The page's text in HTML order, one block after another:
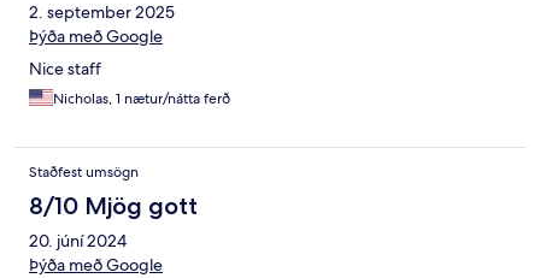
2. september 2025
Þýða með Google
Nice staff
Nicholas, 1 nætur/nátta ferð
Staðfest umsögn
8/10 Mjög gott
20. júní 2024
Þýða með Google